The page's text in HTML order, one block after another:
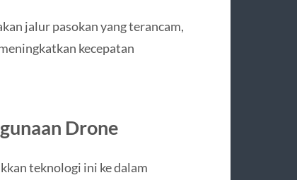
jalur pasokan yang terancam,
kecepatan
Drone
teknologi ini ke dalam